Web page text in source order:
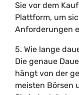
Sie vor dem
Plattform, um
Anforderungen
5. Wie lange
Die genaue
hängt von der
meisten Börsen